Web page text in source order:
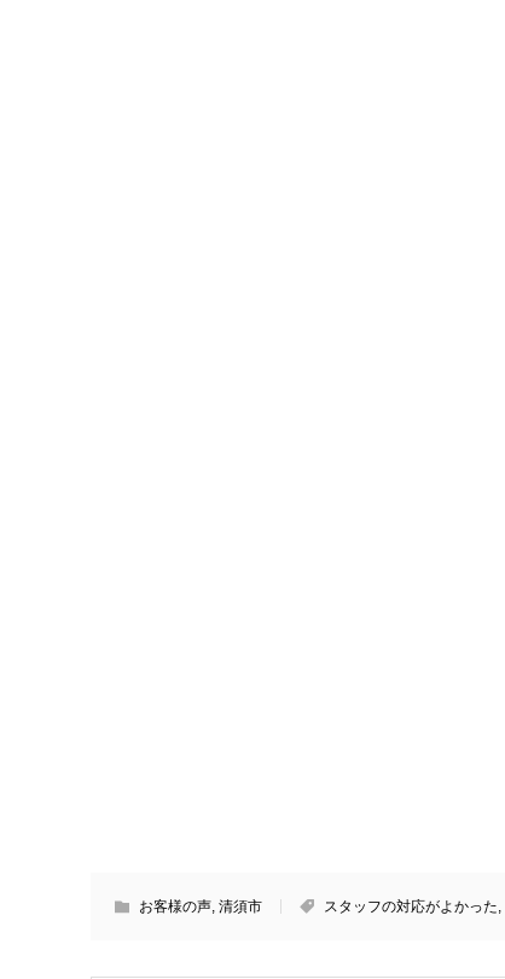
お客様の声, 清須市 スタッフの対応がよかった